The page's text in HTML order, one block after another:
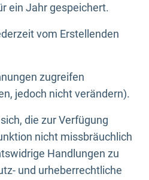
ein Jahr gespeichert.
vom Erstellenden
zugreifen
jedoch nicht verändern).
die zur Verfügung
nicht missbräuchlich
Handlungen zu
und urheberrechtliche